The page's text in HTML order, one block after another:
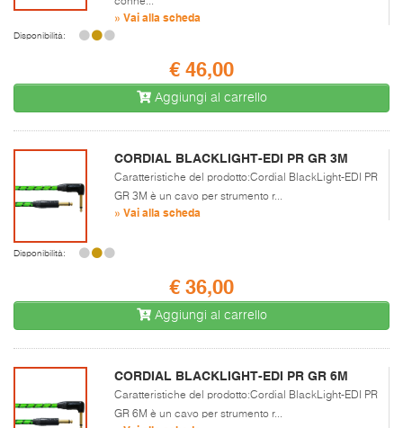
» Vai alla scheda
Disponibilità:
€ 46,00
Aggiungi al carrello
CORDIAL BLACKLIGHT-EDI PR GR 3M
Caratteristiche del prodotto:Cordial BlackLight-EDI PR
GR 3M è un cavo per strumento r...
» Vai alla scheda
Disponibilità:
€ 36,00
Aggiungi al carrello
CORDIAL BLACKLIGHT-EDI PR GR 6M
Caratteristiche del prodotto:Cordial BlackLight-EDI PR
GR 6M è un cavo per strumento r...